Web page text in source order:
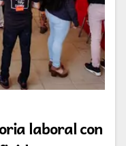
laboral con